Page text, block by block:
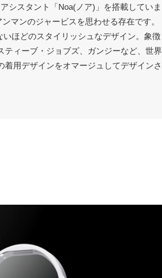
シスタント「Noa(ノア)」を搭載していま
マンのジャービスを思わせる存在です。
いほどのスタイリッシュなデザイン。象徴
ィーブ・ジョブズ、ガンジーなど、世界
用デザインをオマージュしてデザインさ